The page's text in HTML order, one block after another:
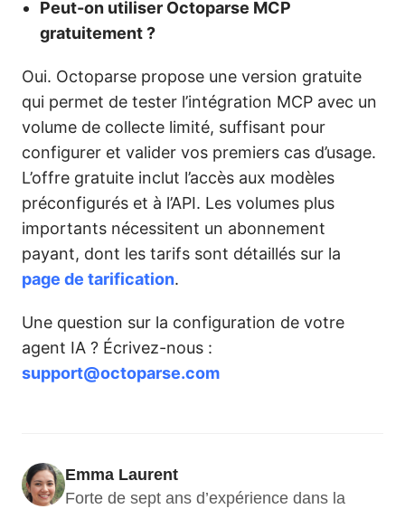
Peut-on utiliser Octoparse MCP
gratuitement ?
Oui. Octoparse propose une version gratuite
qui permet de tester l’intégration MCP avec un
volume de collecte limité, suffisant pour
configurer et valider vos premiers cas d’usage.
L’offre gratuite inclut l’accès aux modèles
préconfigurés et à l’API. Les volumes plus
importants nécessitent un abonnement
payant, dont les tarifs sont détaillés sur la
page de tarification.
Une question sur la configuration de votre
agent IA ? Écrivez-nous :
support@octoparse.com
Emma Laurent
Forte de sept ans d’expérience dans la